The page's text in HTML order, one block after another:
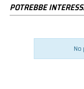
POTREBBE